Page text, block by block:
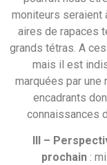
moniteurs seraient
aires de rapaces
grands tétras. A
mais il est
marquées par une
encadrants
connaissances
III –
prochain: